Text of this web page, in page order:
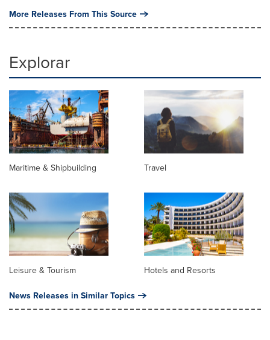
More Releases From This Source
Explorar
Maritime & Shipbuilding Travel
Leisure & Tourism Hotels and Resorts
News Releases in Similar Topics